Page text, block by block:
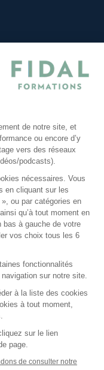
de notre site, et
ou encore d’y
vers des réseaux
podcasts).
nécessaires. Vous
en cliquant sur les
ou par catégories en
qu’à tout moment en
bas à gauche de votre
vos choix tous les 6
fonctionnalités
sur notre site.
à la liste des cookies
à tout moment,
sur le lien
page.
de consulter notre
informations
Interactive
légales